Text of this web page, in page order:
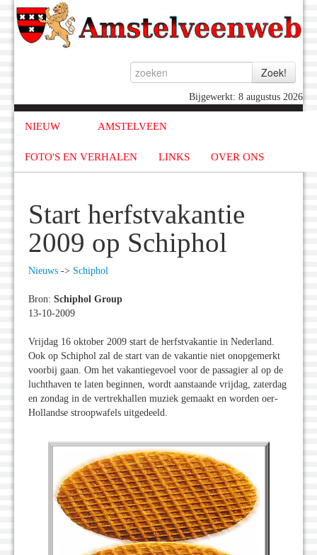
Bijgewerkt: 8 augustus 2026
NIEUW AMSTELVEEN
FOTO'S EN VERHALEN LINKS OVER ONS
Start herfstvakantie
2009 op Schiphol
Nieuws -> Schiphol
Bron: Schiphol Group
13-10-2009
Vrijdag 16 oktober 2009 start de herfstvakantie in Nederland.
Ook op Schiphol zal de start van de vakantie niet onopgemerkt
voorbij gaan. Om het vakantiegevoel voor de passagier al op de
luchthaven te laten beginnen, wordt aanstaande vrijdag, zaterdag
en zondag in de vertrekhallen muziek gemaakt en worden oer-
Hollandse stroopwafels uitgedeeld.